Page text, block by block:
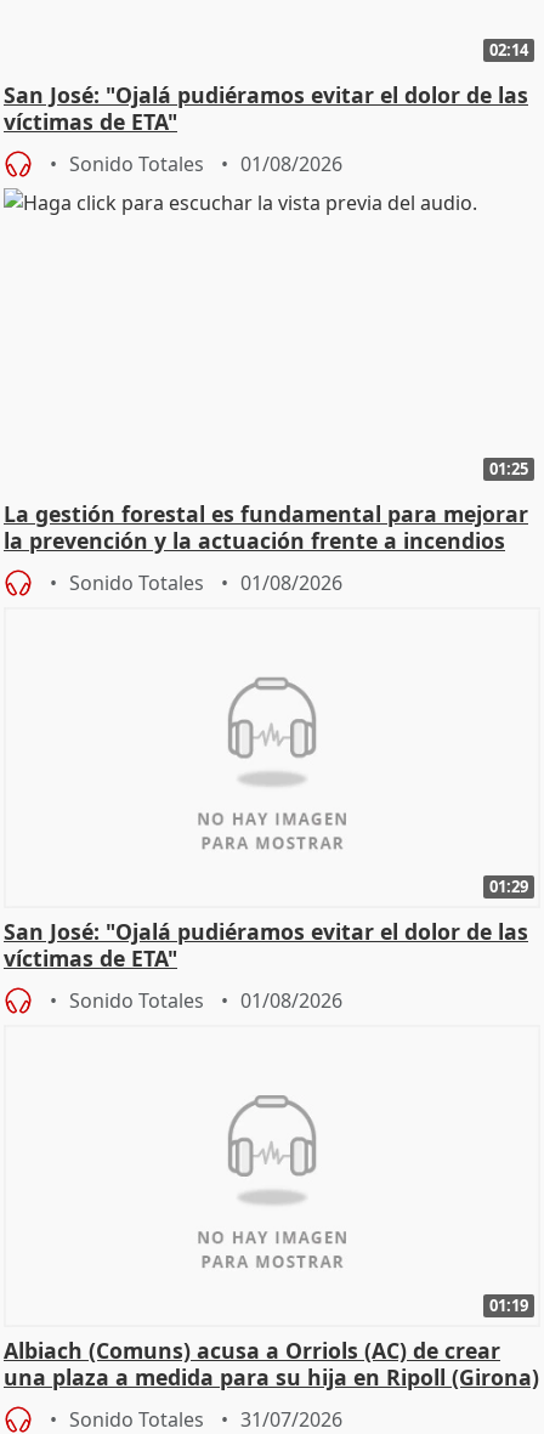
02:14
San José: "Ojalá pudiéramos evitar el dolor de las
víctimas de ETA"
Sonido Totales 01/08/2026
01:25
La gestión forestal es fundamental para mejorar
la prevención y la actuación frente a incendios
Sonido Totales 01/08/2026
01:29
San José: "Ojalá pudiéramos evitar el dolor de las
víctimas de ETA"
Sonido Totales 01/08/2026
01:19
Albiach (Comuns) acusa a Orriols (AC) de crear
una plaza a medida para su hija en Ripoll (Girona)
Sonido Totales 31/07/2026